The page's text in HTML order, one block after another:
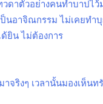
วดาตัวอย่างคนทำบาปไ
อาจิณกรรม ไม่เคยทำ
ยิน ไม่ต้องการ
าจริงๆ เวลานั้นมองเห็